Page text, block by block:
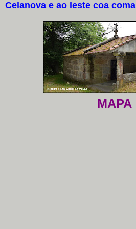
Celanova e ao leste coa
MAPA